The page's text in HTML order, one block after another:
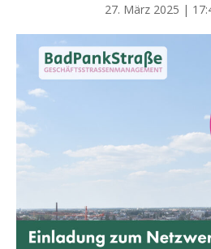
27. März 2025 |